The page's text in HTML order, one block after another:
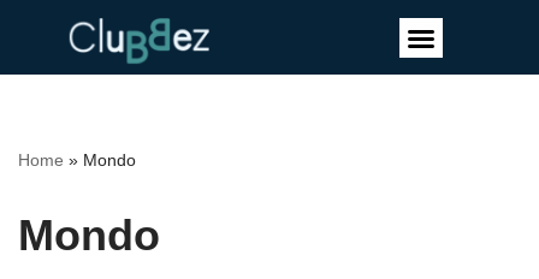
Home » Mondo
Mondo